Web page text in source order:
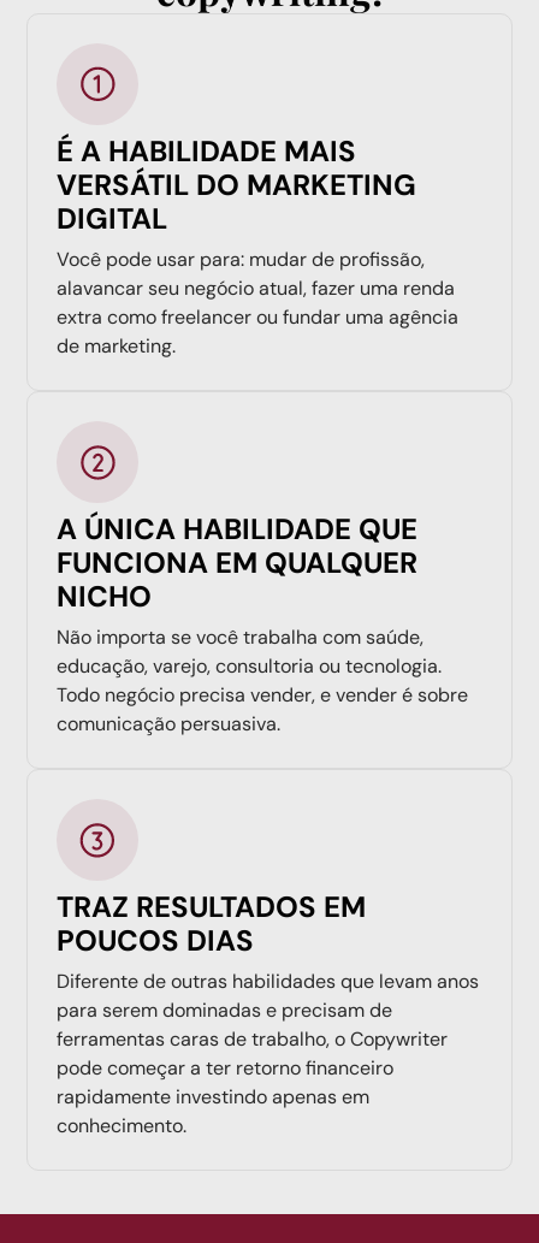
É A HABILIDADE MAIS
VERSÁTIL DO MARKETING
DIGITAL
Você pode usar para: mudar de profissão,
alavancar seu negócio atual, fazer uma renda
extra como freelancer ou fundar uma agência
de marketing.
A ÚNICA HABILIDADE QUE
FUNCIONA EM QUALQUER
NICHO
Não importa se você trabalha com saúde,
educação, varejo, consultoria ou tecnologia.
Todo negócio precisa vender, e vender é sobre
comunicação persuasiva.
TRAZ RESULTADOS EM
POUCOS DIAS
Diferente de outras habilidades que levam anos
para serem dominadas e precisam de
ferramentas caras de trabalho, o Copywriter
pode começar a ter retorno financeiro
rapidamente investindo apenas em
conhecimento.